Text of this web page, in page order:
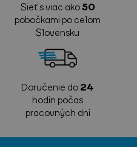
Sieť s viac ako50
pobočkami po celom
Slovensku
Doručenie do24
hodín počas
pracovných dní